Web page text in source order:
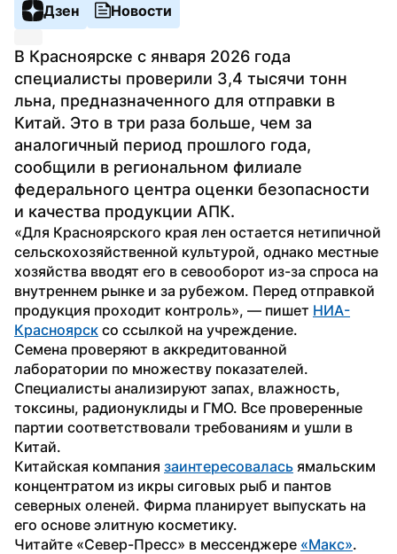
Дзен
Новости
В Красноярске с января 2026 года
специалисты проверили 3,4 тысячи тонн
льна, предназначенного для отправки в
Китай. Это в три раза больше, чем за
аналогичный период прошлого года,
сообщили в региональном филиале
федерального центра оценки безопасности
и качества продукции АПК.
«Для Красноярского края лен остается нетипичной
сельскохозяйственной культурой, однако местные
хозяйства вводят его в севооборот из-за спроса на
внутреннем рынке и за рубежом. Перед отправкой
продукция проходит контроль», — пишет НИА-
Красноярск со ссылкой на учреждение.
Семена проверяют в аккредитованной
лаборатории по множеству показателей.
Специалисты анализируют запах, влажность,
токсины, радионуклиды и ГМО. Все проверенные
партии соответствовали требованиям и ушли в
Китай.
Китайская компания заинтересовалась ямальским
концентратом из икры сиговых рыб и пантов
северных оленей. Фирма планирует выпускать на
его основе элитную косметику.
Читайте «Север-Пресс» в мессенджере «Макс».